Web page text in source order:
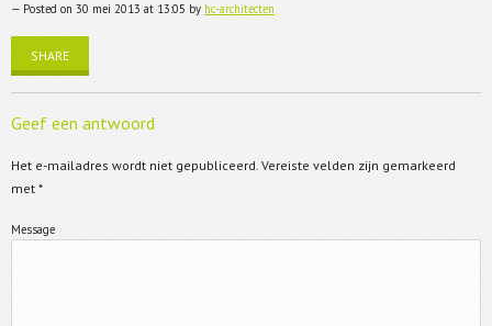
— Posted on 30 mei 2013 at 13:05 by hc-architecten
SHARE
Geef een antwoord
Het e-mailadres wordt niet gepubliceerd. Vereiste velden zijn gemarkeerd
met *
Message